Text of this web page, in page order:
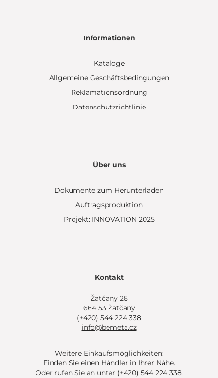
Informationen
Kataloge
Allgemeine Geschäftsbedingungen
Reklamationsordnung
Datenschutzrichtlinie
Über uns
Dokumente zum Herunterladen
Auftragsproduktion
Projekt: INNOVATION 2025
Kontakt
Žatčany 28
664 53 Žatčany
(+420) 544 224 338
info@bemeta.cz
Weitere Einkaufsmöglichkeiten:
Finden Sie einen Händler in Ihrer Nähe.
Oder rufen Sie an unter (+420) 544 224 338.